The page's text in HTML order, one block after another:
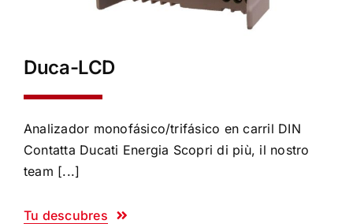
Duca-LCD
Analizador monofásico/trifásico en carril DIN
Contatta Ducati Energia Scopri di più, il nostro
team [...]
Tu descubres